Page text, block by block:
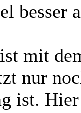
mit
nur
ist.